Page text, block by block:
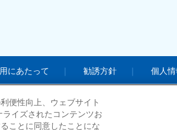
にあたって 勧誘方針 個人
©
便性向上、ウェブサイト
イズされたコンテンツお
ことに同意したことにな